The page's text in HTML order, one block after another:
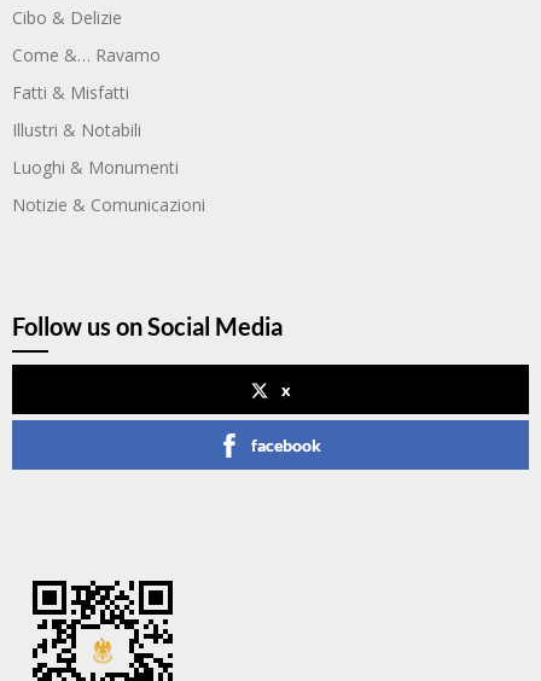
Cibo & Delizie
Come &… Ravamo
Fatti & Misfatti
Illustri & Notabili
Luoghi & Monumenti
Notizie & Comunicazioni
Follow us on Social Media
x
facebook